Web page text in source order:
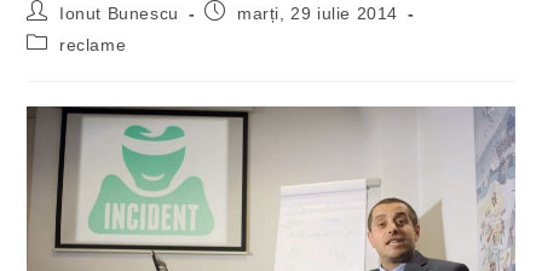
Ionut Bunescu
marți, 29 iulie 2014
reclame